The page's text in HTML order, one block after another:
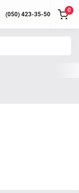
(050) 423-35-50
0